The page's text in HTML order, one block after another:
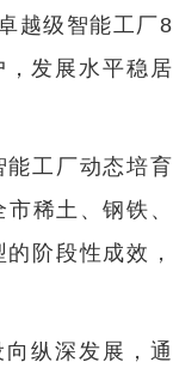
越级智能工厂8
发展水平稳居
工厂动态培育
稀土、钢铁、
阶段性成效，
纵深发展，通